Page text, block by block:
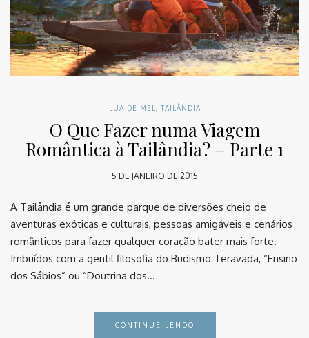
LUA DE MEL , TAILÂNDIA
O Que Fazer numa Viagem
Romântica à Tailândia? – Parte 1
5 DE JANEIRO DE 2015
A Tailândia é um grande parque de diversões cheio de
aventuras exóticas e culturais, pessoas amigáveis e cenários
românticos para fazer qualquer coração bater mais forte.
Imbuídos com a gentil filosofia do Budismo Teravada, “Ensino
dos Sábios” ou “Doutrina dos…
CONTINUE LENDO